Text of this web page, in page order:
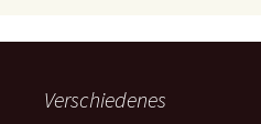
Verschiedenes